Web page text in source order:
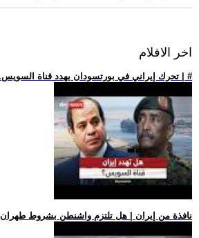
اخر الافلام
.. تحرك إيراني في بورتسودان يهدد قناة السويس.. ما التفاصيل؟ | #
.. نافذة من إيران | هل تلتزم واشنطن بشروط